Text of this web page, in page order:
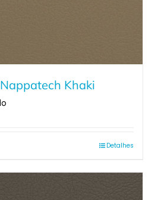
Khaki
Detalhes